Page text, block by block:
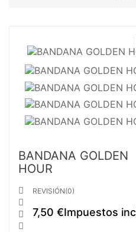
BANDANA GOLDEN
HOUR




REVISIÓN(0)
7,50 €Impuestos